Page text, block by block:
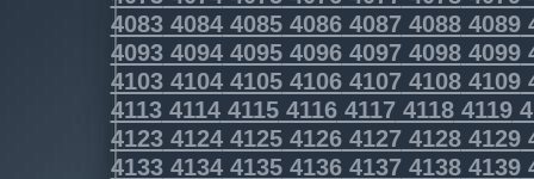
4083408440854086408740884089
4093409440954096409740984099
4103410441054106410741084109
4113411441154116411741184119
4123412441254126412741284129
4133413441354136413741384139